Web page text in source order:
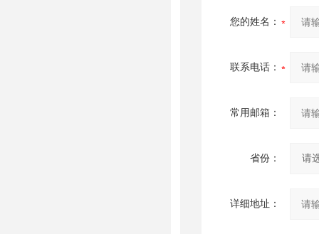
您的姓名：
联系电话：
常用邮箱：
省份：
详细地址：